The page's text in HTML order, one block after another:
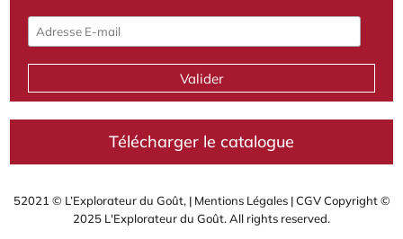
Télécharger le catalogue
52021 © L’Explorateur du Goût, | Mentions Légales|CGVCopyright ©
2025 L'Explorateur du Goût. All rights reserved.